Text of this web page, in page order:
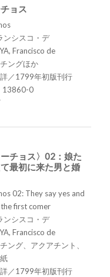
ョス
ンシスコ・デ
Francisco de
ングほか
／1799年初版刊行
13860-0
ーチョス〉02：娘た
最初に来た男と婚
02: They say yes and
first comer
ンシスコ・デ
Francisco de
ング、アクアチント、
／1799年初版刊行